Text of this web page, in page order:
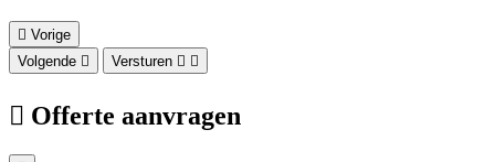
Vorige
Volgende
Versturen
Offerte aanvragen